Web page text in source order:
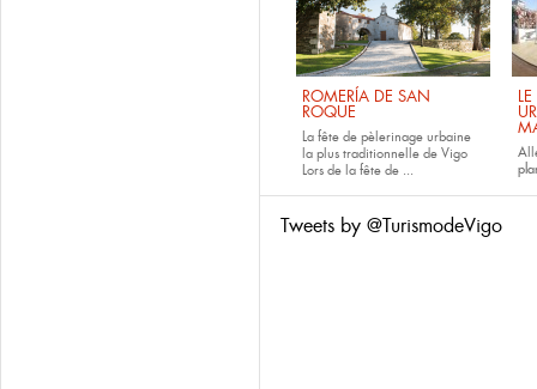
ROMERÍA DE SAN
ROQUE
La fête de pèlerinage urbaine
la plus traditionnelle de Vigo
Lors de la fête de ...
Tweets by @TurismodeVigo